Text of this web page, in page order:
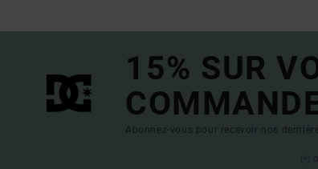
15% SUR
Abonnez-vous pour recevoir nos
(*)